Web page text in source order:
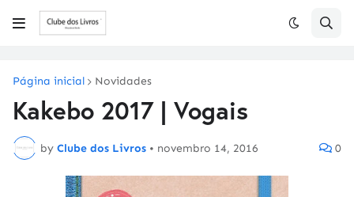
Página inicial Novidades
Kakebo 2017 | Vogais
by Clube dos Livros • novembro 14, 2016 0